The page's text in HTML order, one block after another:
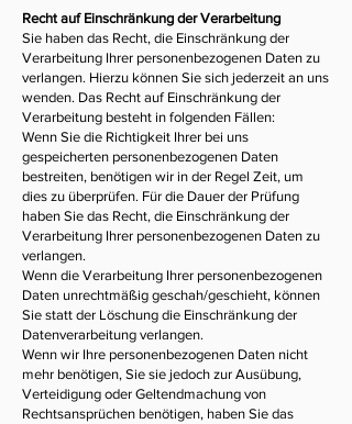
Recht auf Einschränkung der Verarbeitung
Sie haben das Recht, die Einschränkung der
Verarbeitung Ihrer personenbezogenen Daten zu
verlangen. Hierzu können Sie sich jederzeit an uns
wenden. Das Recht auf Einschränkung der
Verarbeitung besteht in folgenden Fällen:
Wenn Sie die Richtigkeit Ihrer bei uns
gespeicherten personenbezogenen Daten
bestreiten, benötigen wir in der Regel Zeit, um
dies zu überprüfen. Für die Dauer der Prüfung
haben Sie das Recht, die Einschränkung der
Verarbeitung Ihrer personenbezogenen Daten zu
verlangen.
Wenn die Verarbeitung Ihrer personenbezogenen
Daten unrechtmäßig geschah/geschieht, können
Sie statt der Löschung die Einschränkung der
Datenverarbeitung verlangen.
Wenn wir Ihre personenbezogenen Daten nicht
mehr benötigen, Sie sie jedoch zur Ausübung,
Verteidigung oder Geltendmachung von
Rechtsansprüchen benötigen, haben Sie das